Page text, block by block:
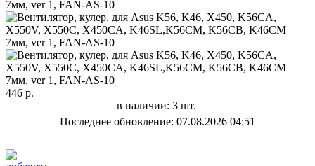
446 р.
в наличии: 3 шт.
Последнее обновление: 07.08.2026 04:51